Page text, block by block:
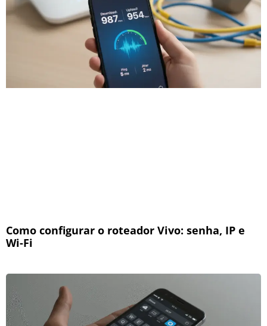
Como configurar o roteador Vivo: senha, IP e
Wi-Fi